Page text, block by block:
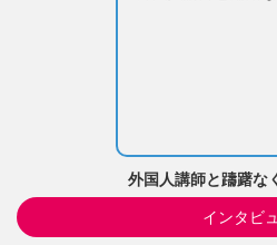
外国人講師と躊躇な
インタビ